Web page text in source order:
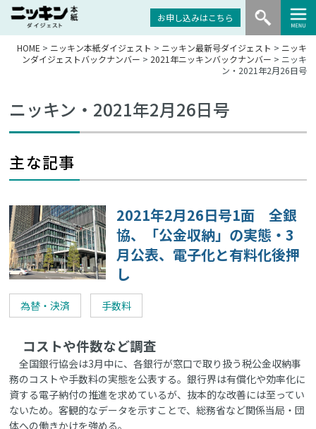
お申し込みはこちら
HOME > ニッキン本紙ダイジェスト > ニッキン最新号ダイジェスト > ニッキ
ンダイジェストバックナンバー > 2021年ニッキンバックナンバー > ニッキ
ン・2021年2月26日号
ニッキン・2021年2月26日号
主な記事
2021年2月26日号1面 全銀
協、「公金収納」の実態・3
月公表、電子化と有料化後押
し
為替・決済 手数料
コストや件数など調査
全国銀行協会は3月中に、各銀行が窓口で取り扱う税公金収納事
務のコストや手数料の実態を公表する。銀行界は有償化や効率化に
資する電子納付の推進を求めているが、抜本的な改善には至ってい
ないため。客観的なデータを示すことで、総務省など関係当局・団
体への働きかけを強める。